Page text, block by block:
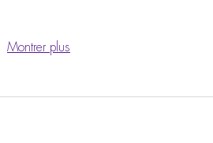
Montrer plus